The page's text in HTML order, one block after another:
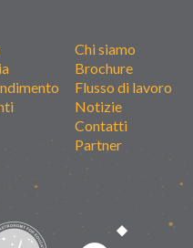
Chi siamo
Brochure
Flusso di lavoro
Notizie
Contatti
Partner